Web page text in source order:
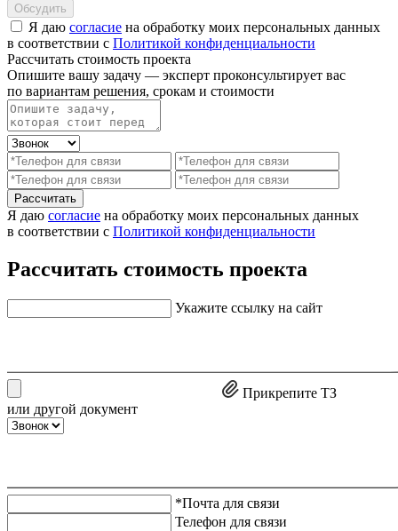
Обсудить
Я даю согласие на обработку моих персональных данных
в соответствии с Политикой конфиденциальности
Рассчитать стоимость проекта
Опишите вашу задачу — эксперт проконсультирует вас
по вариантам решения, срокам и стоимости
Рассчитать
Я даю согласие на обработку моих персональных данных
в соответствии с Политикой конфиденциальности
Рассчитать стоимость проекта
Укажите ссылку на сайт
Прикрепите ТЗ
или другой документ
*Почта для связи
Телефон для связи